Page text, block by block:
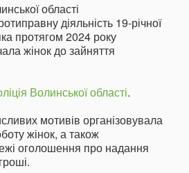
області
діяльність 19-річної
протягом 2024 року
жінок до зайняття
Волинської області.
мотивів організовувала
жінок, а також
оголошення про надання